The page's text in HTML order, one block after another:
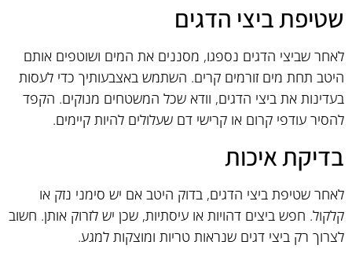
שטיפת ביצי הדגים
לאחר שביצי הדגים נספגו, מסננים את המים ושוטפים אותם
היטב תחת מים זורמים קרים. השתמש באצבעותיך כדי לעסות
בעדינות את ביצי הדגים, וודא שכל המשטחים מנוקים. הקפד
להסיר עודפי קרום או קרישי דם שעלולים להיות קיימים.
בדיקת איכות
לאחר שטיפת ביצי הדגים, בדוק היטב אם יש סימני נזק או
קלקול. חפש ביצים דהויות או עיסתיות, שכן יש לזרוק אותן. חשוב
לצרוך רק ביצי דגים שנראות טריות ומוצקות למגע.